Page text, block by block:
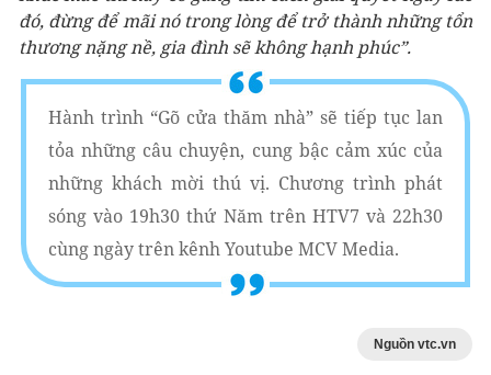
đó, đừng để mãi nó trong lòng để trở thành những tổn
thương nặng nề, gia đình sẽ không hạnh phúc”.
Hành trình “Gõ cửa thăm nhà” sẽ tiếp tục lan
tỏa những câu chuyện, cung bậc cảm xúc của
những khách mời thú vị. Chương trình phát
sóng vào 19h30 thứ Năm trên HTV7 và 22h30
cùng ngày trên kênh Youtube MCV Media.
Nguồn vtc.vn